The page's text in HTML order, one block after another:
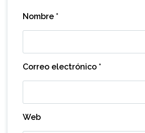
Nombre *
Correo electrónico *
Web